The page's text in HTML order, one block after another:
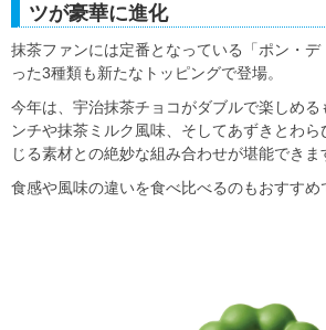
ツが豪華に進化
抹茶ファンには定番となっている「ポン・
った3種類も新たなトッピングで登場。
今年は、宇治抹茶チョコがダブルで楽しめる
ンチや抹茶ミルク風味、そしてあずきとわ
じる素材との絶妙な組み合わせが堪能できま
食感や風味の違いを食べ比べるのもおすすめ